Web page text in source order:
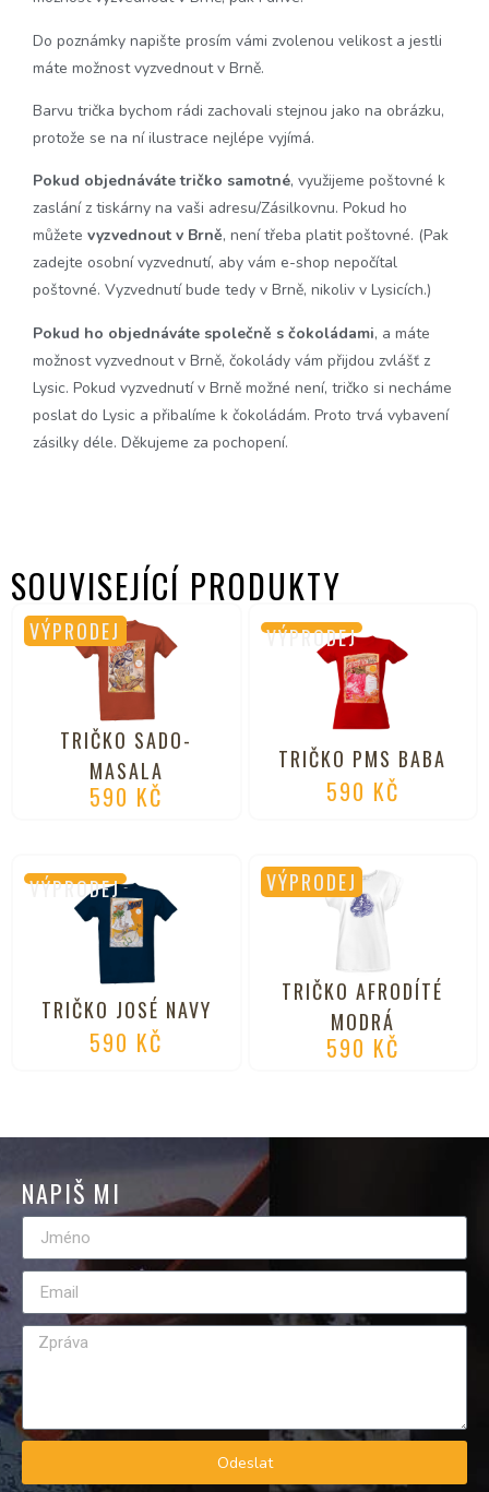
Do poznámky napište prosím vámi zvolenou velikost a jestli
máte možnost vyzvednout v Brně.
Barvu trička bychom rádi zachovali stejnou jako na obrázku,
protože se na ní ilustrace nejlépe vyjímá.
Pokud objednáváte tričko samotné, využijeme poštovné k
zaslání z tiskárny na vaši adresu/Zásilkovnu. Pokud ho
můžete vyzvednout v Brně, není třeba platit poštovné. (Pak
zadejte osobní vyzvednutí, aby vám e-shop nepočítal
poštovné. Vyzvednutí bude tedy v Brně, nikoliv v Lysicích.)
Pokud ho objednáváte společně s čokoládami, a máte
možnost vyzvednout v Brně, čokolády vám přijdou zvlášť z
Lysic. Pokud vyzvednutí v Brně možné není, tričko si necháme
poslat do Lysic a přibalíme k čokoládám. Proto trvá vybavení
zásilky déle. Děkujeme za pochopení.
SOUVISEJÍCÍ PRODUKTY
VÝPRODEJ
TRIČKO SADO-
MASALA
590 KČ
VÝPRODEJ
TRIČKO PMS BABA
590 KČ
VÝPRODEJ
TRIČKO JOSÉ NAVY
590 KČ
VÝPRODEJ
TRIČKO AFRODÍTÉ
MODRÁ
590 KČ
NAPIŠ MI
Odeslat